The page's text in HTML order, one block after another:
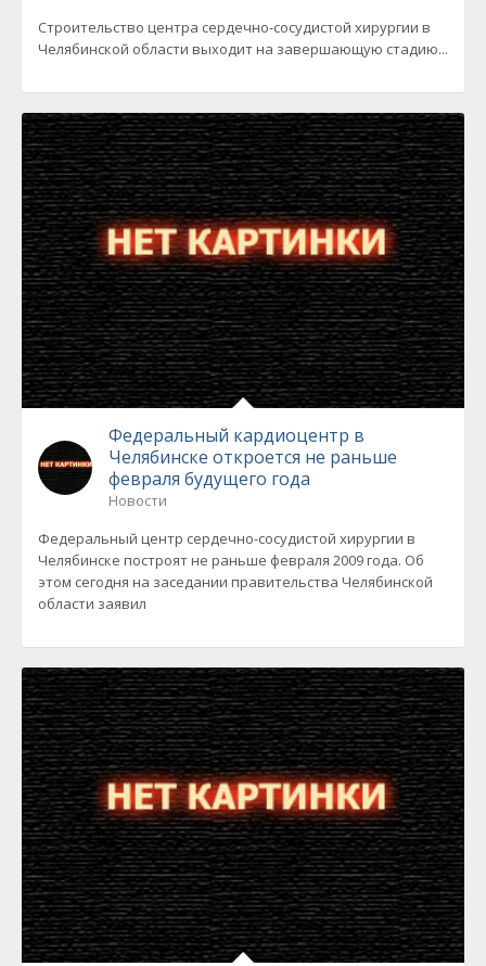
Строительство центра сердечно-сосудистой хирургии в
Челябинской области выходит на завершающую стадию...
Федеральный кардиоцентр в
Челябинске откроется не раньше
февраля будущего года
Новости
Федеральный центр сердечно-сосудистой хирургии в
Челябинске построят не раньше февраля 2009 года. Об
этом сегодня на заседании правительства Челябинской
области заявил